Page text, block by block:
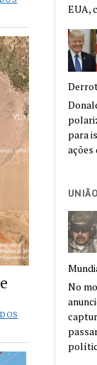
EUA,
para
ações
No